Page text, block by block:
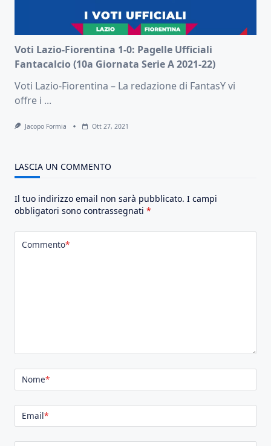
Voti Lazio-Fiorentina 1-0: Pagelle Ufficiali
Fantacalcio (10a Giornata Serie A 2021-22)
Voti Lazio-Fiorentina – La redazione di FantasY vi
offre i ...
Jacopo Formia Ott 27, 2021
LASCIA UN COMMENTO
Il tuo indirizzo email non sarà pubblicato. I campi
obbligatori sono contrassegnati *
Commento*
Nome*
Email*